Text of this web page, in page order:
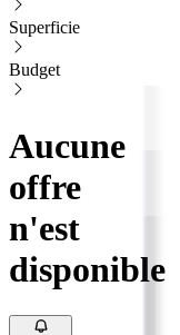
Superficie
Budget
Aucune
offre
n'est
disponible